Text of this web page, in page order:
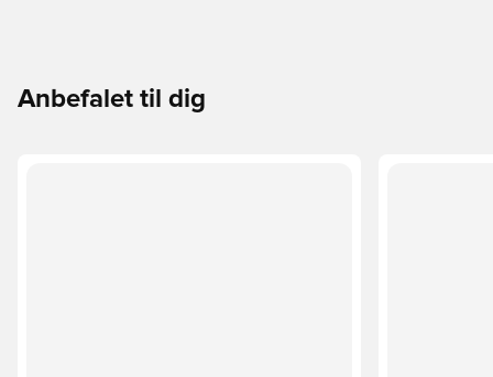
Anbefalet til dig